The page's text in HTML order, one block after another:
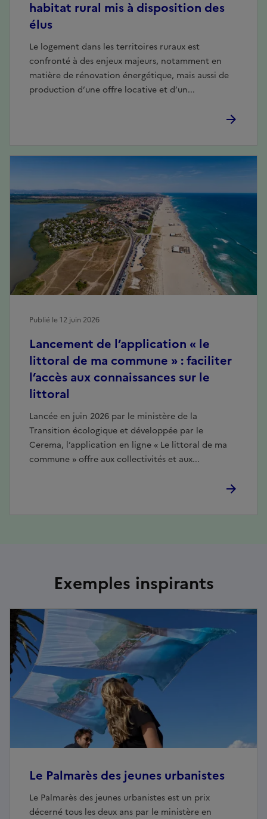
habitat rural mis à disposition des
élus
Le logement dans les territoires ruraux est
confronté à des enjeux majeurs, notamment en
matière de rénovation énergétique, mais aussi de
production d’une offre locative et d’un...
Lancement de l’application « le
littoral de ma commune » : faciliter
l’accès aux connaissances sur le
littoral
Lancée en juin 2026 par le ministère de la
Transition écologique et développée par le
Cerema, l’application en ligne « Le littoral de ma
commune » offre aux collectivités et aux...
Publié le 12 juin 2026
Exemples inspirants
Le Palmarès des jeunes urbanistes
Le Palmarès des jeunes urbanistes est un prix
décerné tous les deux ans par le ministère en